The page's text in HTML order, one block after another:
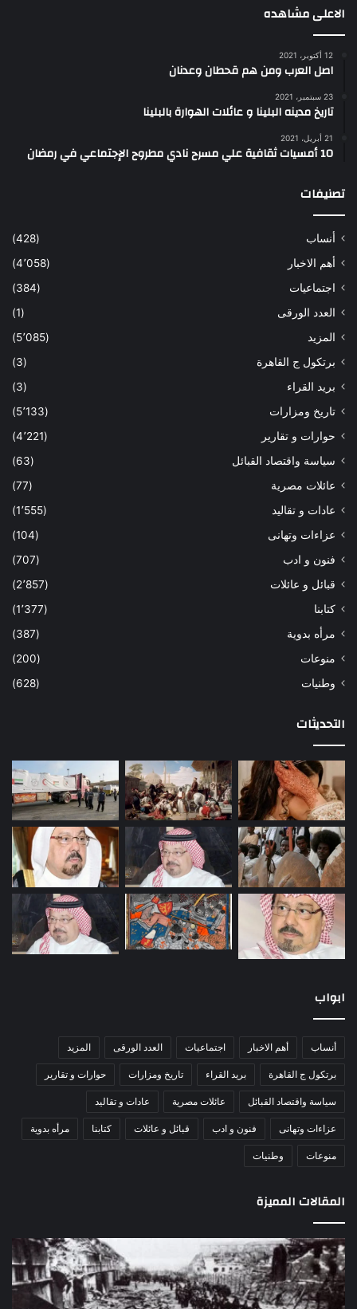
الاعلى مشاهده
12 أكتوبر، 2021
اصل العرب ومن هم قحطان وعدنان
23 سبتمبر، 2021
تاريخ مدينه البلينا و عائلات الهوارة بالبلينا
21 أبريل، 2021
10 أمسيات ثقافية علي مسرح نادي مطروح الإجتماعي في رمضان
تصنيفات
أنساب
(428)
أهم الاخبار
(4٬058)
اجتماعيات
(384)
العدد الورقى
(1)
المزيد
(5٬085)
برتكول ج القاهرة
(3)
بريد القراء
(3)
تاريخ ومزارات
(5٬133)
حوارات و تقارير
(4٬221)
سياسة واقتصاد القبائل
(63)
عائلات مصرية
(77)
عادات و تقاليد
(1٬555)
عزاءات وتهانى
(104)
فنون و ادب
(707)
قبائل و عائلات
(2٬857)
كتابنا
(1٬377)
مرأه بدوية
(387)
منوعات
(200)
وطنيات
(628)
التحديثات
ابواب
أنساب أهم الاخبار اجتماعيات العدد الورقى المزيد
برتكول ج القاهرة بريد القراء تاريخ ومزارات حوارات و تقارير
سياسة واقتصاد القبائل عائلات مصرية عادات و تقاليد
عزاءات وتهانى فنون و ادب قبائل و عائلات كتابنا مرأه بدوية
منوعات وطنيات
المقالات المميزة
مذبحة
اللد..
القصة
الكاملة